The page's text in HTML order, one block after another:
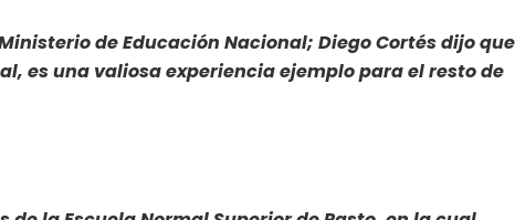
de Educación Nacional; Diego Cortés dijo que
es una valiosa experiencia ejemplo para el resto de